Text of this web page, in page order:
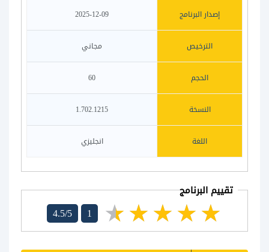
إصدار البرنامج 2025-12-09
الترخيص مجاني
الحجم 60
النسخة 1.702.1215
اللغة انجليزي
تقييم البرنامج
4.5/5 1